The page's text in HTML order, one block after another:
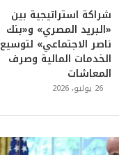
شراكة استراتيجية بين
«البريد المصري» و«بنك
ناصر الاجتماعي» لتوسيع
الخدمات المالية وصرف
المعاشات
26 يوليو، 2026